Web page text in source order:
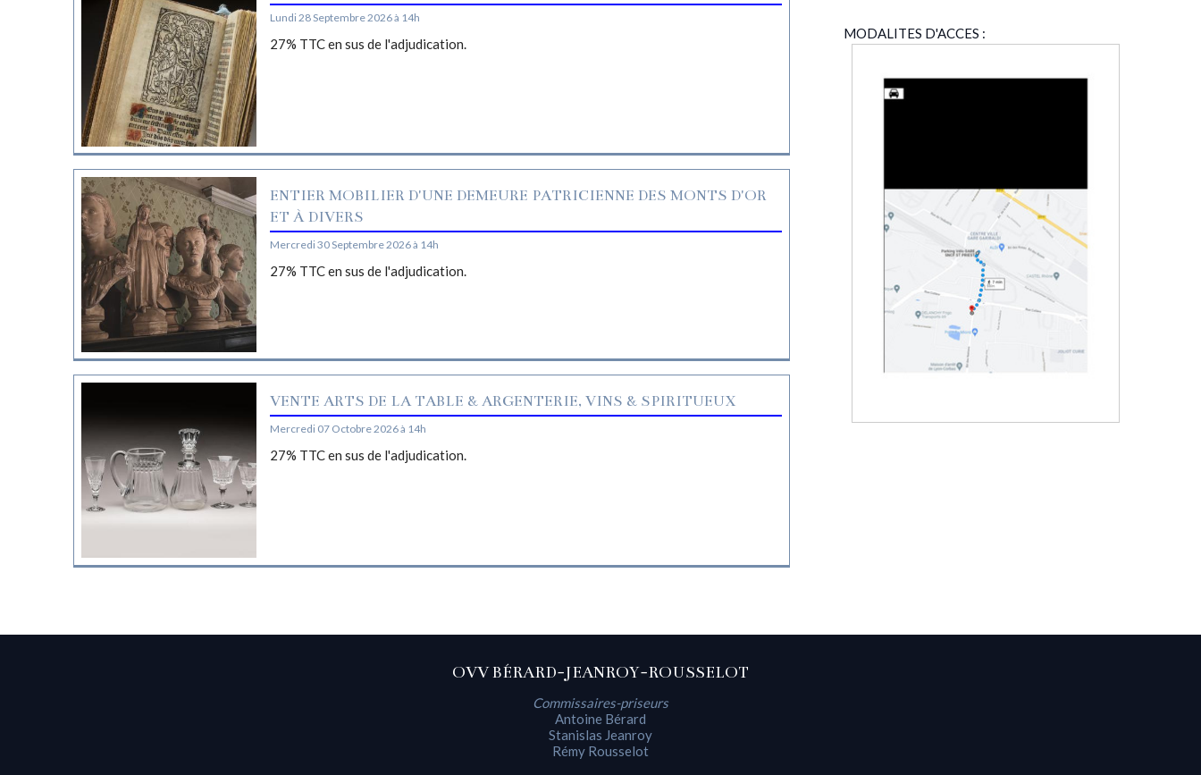
Lundi 28 Septembre 2026 à 14h
27% TTC en sus de l'adjudication.
ENTIER MOBILIER D'UNE DEMEURE PATRICIENNE DES MONTS D'OR
ET À DIVERS
Mercredi 30 Septembre 2026 à 14h
27% TTC en sus de l'adjudication.
VENTE ARTS DE LA TABLE & ARGENTERIE, VINS & SPIRITUEUX
Mercredi 07 Octobre 2026 à 14h
27% TTC en sus de l'adjudication.
MODALITES D'ACCES :
OVV BÉRARD-JEANROY-ROUSSELOT
Commissaires-priseurs
Antoine Bérard
Stanislas Jeanroy
Rémy Rousselot